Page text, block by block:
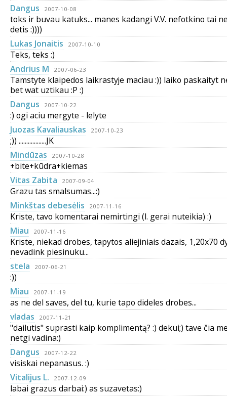
Dangus
2007-10-08
toks ir buvau katuks... manes kadangi V.V. nefotkino tai
detis :))))
Lukas Jonaitis
2007-10-10
Teks, teks :)
Andrius M
2007-06-23
Tamstyte klaipedos laikrastyje maciau :)) laiko paskaityt
bet wat uztikau :P :)
Dangus
2007-10-22
:) ogi aciu mergyte - lelyte
Juozas Kavaliauskas
2007-10-23
;)) ..................JK
Mindūzas
2007-10-28
+bite+kūdra+kiemas
Vitas Zabita
2007-09-04
Grazu tas smalsumas...:)
Minkštas debesėlis
2007-11-16
Kriste, tavo komentarai nemirtingi (l. gerai nuteikia) :)
Miau
2007-11-16
Kriste, niekad drobes, tapytos aliejiniais dazais, 1,20x70
nevadink piesinuku...
stela
2007-06-21
:))
Miau
2007-11-19
as ne del saves, del tu, kurie tapo dideles drobes...
vladas
2007-11-21
"dailutis" suprasti kaip komplimentą? :) dekui;) tave čia
netgi vadina:)
Dangus
2007-12-22
visiskai nepanasus. :)
Vitalijus L.
2007-12-09
labai grazus darbai:) as suzavetas:)